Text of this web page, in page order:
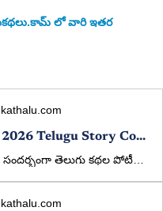
లో వారి ఇతర
Vijayadasami 2026 Telugu Story Competition | Win ₹5000 | ManaTeluguKathalu